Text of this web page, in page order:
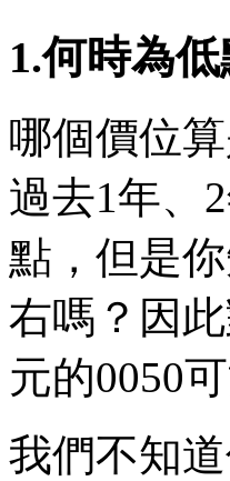
1.何時為低
哪個價位
過去1年、
點，但是
右嗎？因
元的0050
我們不知